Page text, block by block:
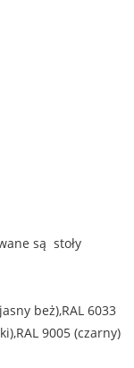
są stoły
beż),RAL 6033
9005 (czarny)